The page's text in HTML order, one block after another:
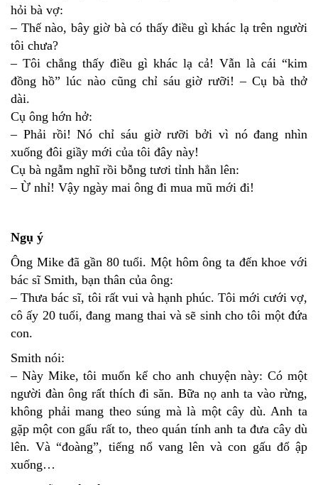
hỏi bà vợ:
– Thế nào, bây giờ bà có thấy điều gì khác lạ trên người
tôi chưa?
– Tôi chẳng thấy điều gì khác lạ cả! Vẫn là cái “kim
đồng hồ” lúc nào cũng chỉ sáu giờ rưỡi! – Cụ bà thở
dài.
Cụ ông hớn hở:
– Phải rồi! Nó chỉ sáu giờ rưỡi bởi vì nó đang nhìn
xuống đôi giầy mới của tôi đây này!
Cụ bà ngẫm nghĩ rồi bỗng tươi tỉnh hẳn lên:
– Ừ nhỉ! Vậy ngày mai ông đi mua mũ mới đi!
Ngụ ý
Ông Mike đã gần 80 tuổi. Một hôm ông ta đến khoe với
bác sĩ Smith, bạn thân của ông:
– Thưa bác sĩ, tôi rất vui và hạnh phúc. Tôi mới cưới vợ,
cô ấy 20 tuổi, đang mang thai và sẽ sinh cho tôi một đứa
con.
Smith nói:
– Này Mike, tôi muốn kể cho anh chuyện này: Có một
người đàn ông rất thích đi săn. Bữa nọ anh ta vào rừng,
không phải mang theo súng mà là một cây dù. Anh ta
gặp một con gấu rất to, theo quán tính anh ta đưa cây dù
lên. Và “đoàng”, tiếng nổ vang lên và con gấu đổ ập
xuống…